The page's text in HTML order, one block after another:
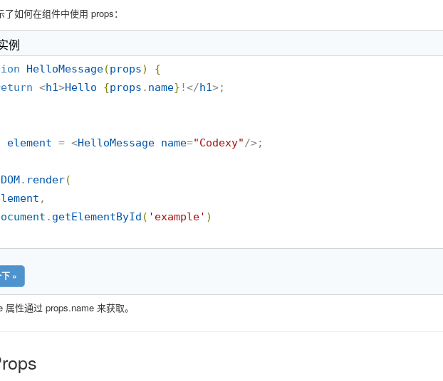
了如何在组件中使用 props：
例
HelloMessage(props)
{
<h1>Hello {props . name} !</h1
element = <HelloMessage name="Codexy"/>;
. render(
,
. getElementById ( ' example' )
»
属性通过 props.name 来获取。